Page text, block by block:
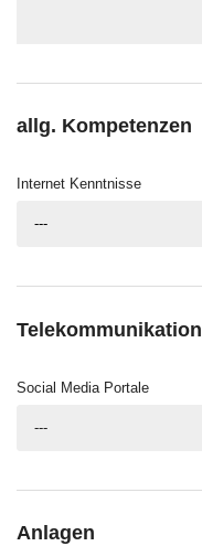
allg. Kompetenzen
Internet Kenntnisse
---
Telekommunikation
Social Media Portale
---
Anlagen